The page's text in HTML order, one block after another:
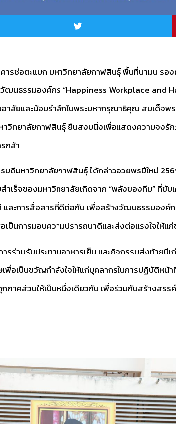
ารช่อตะแบก มหาวิทยาลัยกาฬสินธุ์ พื้นที่นามน ร
ฒนธรรมองค์กร “Happiness Workplace and
าลัยและน้อมรำลึกในพระมหากรุณาธิคุณ สมเด็จพ
วิทยาลัยกาฬสินธุ์ ยืนสงบนิ่งเพื่อแสดงความจงรั
กล้า
ดีมหาวิทยาลัยกาฬสินธุ์ ได้กล่าวอวยพรปีใหม่
เร็จของมหาวิทยาลัยเกิดจาก “พลังของทีม” ที่ขั
และการสื่อสารที่ดีต่อกัน เพื่อสร้างวัฒนธรรมองค์
นการมอบความปรารถนาดีและส่งต่อแรงใจให้แ
รร่วมรับประทานอาหารเย็น และกิจกรรมส่งท้าย
เป็นขวัญกำลังใจให้แก่บุคลากรในการปฏิบัติหน้า
ภาคส่วนให้เป็นหนึ่งเดียวกัน เพื่อร่วมกันสร้างส